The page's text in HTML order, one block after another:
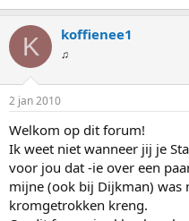
K koffienee1
♫
2 jan 2010
Welkom op dit forum!
Ik weet niet wanneer jij je
voor jou dat -ie over een
mijne (ook bij Dijkman) was
kromgetrokken kreng.